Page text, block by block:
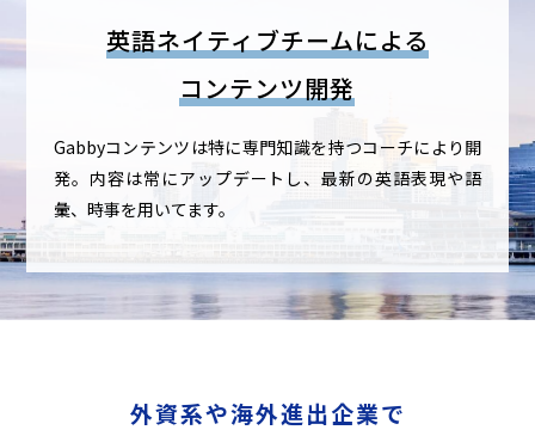
英語ネイティブチームによる
コンテンツ開発
Gabbyコンテンツは特に専門知識を持つコーチにより開
発。 内容は常にアップデートし、最新の英語表現や語
彙、時事を用いてます。
外資系や海外進出企業で